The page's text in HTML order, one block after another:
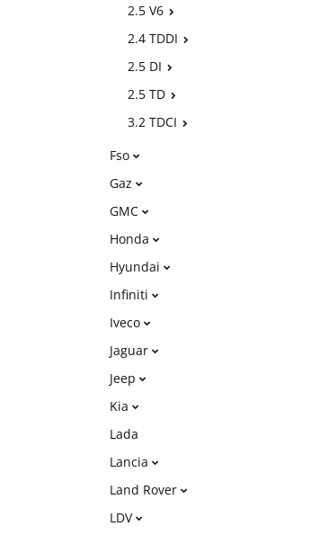
2.5 V6
2.4 TDDI
2.5 DI
2.5 TD
3.2 TDCI
Fso
Gaz
GMC
Honda
Hyundai
Infiniti
Iveco
Jaguar
Jeep
Kia
Lada
Lancia
Land Rover
LDV